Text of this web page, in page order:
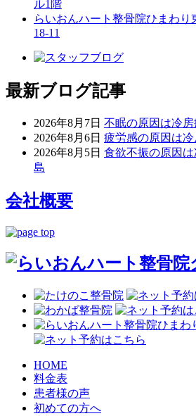
ル1階
らいおんハート整骨院ひまわり
18-11
最新ブログ記事
2026年8月7日 不眠の原因は冷
2026年8月6日 疲労感の原因は
2026年8月5日 食欲不振の原因
島
会社概要
HOME
料金表
患者様の声
初めての方へ